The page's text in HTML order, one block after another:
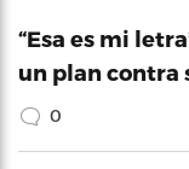
“Esa es mi
un plan contra
0